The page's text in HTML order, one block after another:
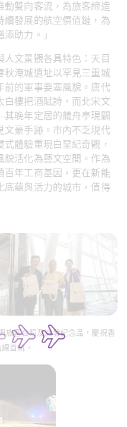
動雙向客流，為旅客締造
續發展的航空價值鏈，為
助力。」
文景觀各具特色：天目
秋淹城遺址以罕見三重城
前的軍事要塞風貌。唐代
白樓把酒賦詩，而北宋文
晚年定居的艤舟亭現闢
文豪手跡。市內不乏現代
體驗重現白堊紀奇觀，
貌活化為藝文空間。作為
百年工商基因，更在新能
底蘊與活力的城市，值得
旅客合照及派發紀念品，慶祝香
首航。